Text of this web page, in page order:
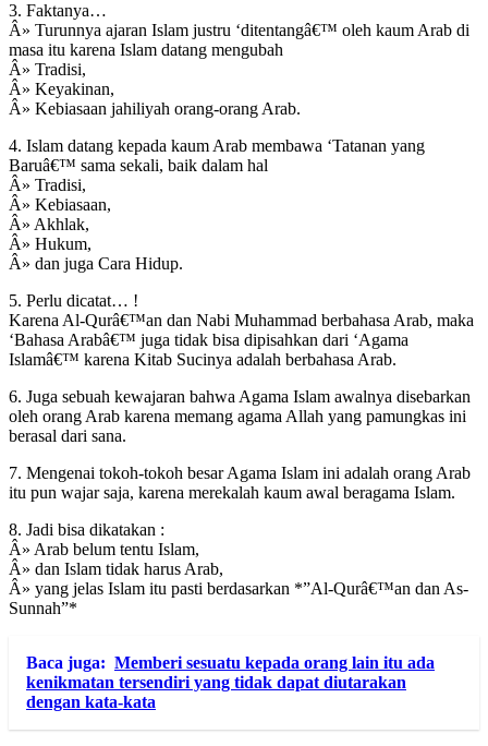
3. Faktanya…
Â» Turunnya ajaran Islam justru ‘ditentangâ€™ oleh kaum Arab di
masa itu karena Islam datang mengubah
Â» Tradisi,
Â» Keyakinan,
Â» Kebiasaan jahiliyah orang-orang Arab.
4. Islam datang kepada kaum Arab membawa ‘Tatanan yang
Baruâ€™ sama sekali, baik dalam hal
Â» Tradisi,
Â» Kebiasaan,
Â» Akhlak,
Â» Hukum,
Â» dan juga Cara Hidup.
5. Perlu dicatat… !
Karena Al-Qurâ€™an dan Nabi Muhammad berbahasa Arab, maka
‘Bahasa Arabâ€™ juga tidak bisa dipisahkan dari ‘Agama
Islamâ€™ karena Kitab Sucinya adalah berbahasa Arab.
6. Juga sebuah kewajaran bahwa Agama Islam awalnya disebarkan
oleh orang Arab karena memang agama Allah yang pamungkas ini
berasal dari sana.
7. Mengenai tokoh-tokoh besar Agama Islam ini adalah orang Arab
itu pun wajar saja, karena merekalah kaum awal beragama Islam.
8. Jadi bisa dikatakan :
Â» Arab belum tentu Islam,
Â» dan Islam tidak harus Arab,
Â» yang jelas Islam itu pasti berdasarkan *”Al-Qurâ€™an dan As-
Sunnah”*
Baca juga: Memberi sesuatu kepada orang lain itu ada
kenikmatan tersendiri yang tidak dapat diutarakan
dengan kata-kata